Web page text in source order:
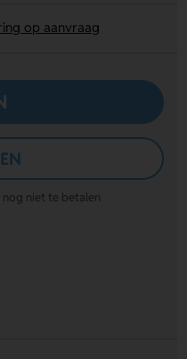
op aanvraag
nog niet te betalen